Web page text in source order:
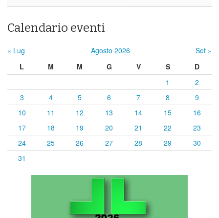
Calendario eventi
« Lug Agosto 2026
Set »
L
M M G V S
D
1
2
3
4 5 6 7 8
9
10
11 12 13 14 15
16
17
18 19 20 21 22
23
24
25 26 27 28 29
30
31